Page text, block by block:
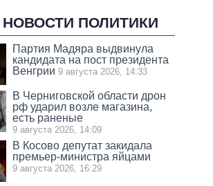
НОВОСТИ ПОЛИТИКИ
Партия Мадяра выдвинула
кандидата на пост президента
Венгрии 9 августа 2026, 14:33
В Черниговской области дрон
рф ударил возле магазина,
есть раненые
9 августа 2026, 14:09
В Косово депутат закидала
премьер-министра яйцами
9 августа 2026, 16:29